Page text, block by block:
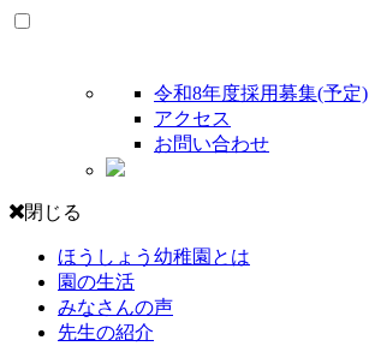
令和8年度採用募集(予定)
アクセス
お問い合わせ
閉じる
ほうしょう幼稚園とは
園の生活
みなさんの声
先生の紹介